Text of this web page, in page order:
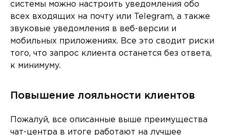
системы можно настроить уведомления обо
всех входящих на почту или Telegram, а также
звуковые уведомления в веб-версии и
мобильных приложениях. Все это сводит риски
того, что запрос клиента останется без ответа,
к минимуму.
Повышение лояльности клиентов
Пожалуй, все описанные выше преимущества
чат-центра в итоге работают на лучшее